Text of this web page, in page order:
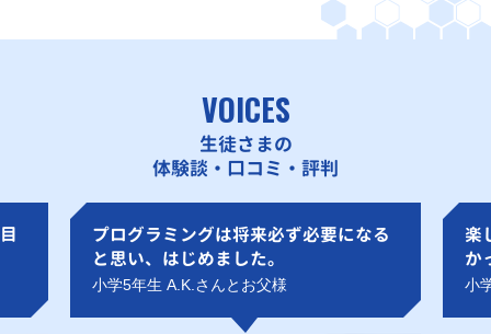
VOICES
生徒さまの
体験談・口コミ・評判
プログラミングは将来必ず必要になる
と思い、はじめました。
小学5年生 A.K.さんとお父様
楽
か
小